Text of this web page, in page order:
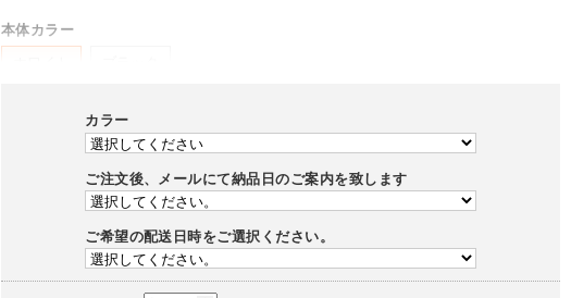
本体カラー
カラー
ご注文後、メールにて納品日のご案内を致します
ご希望の配送日時をご選択ください。